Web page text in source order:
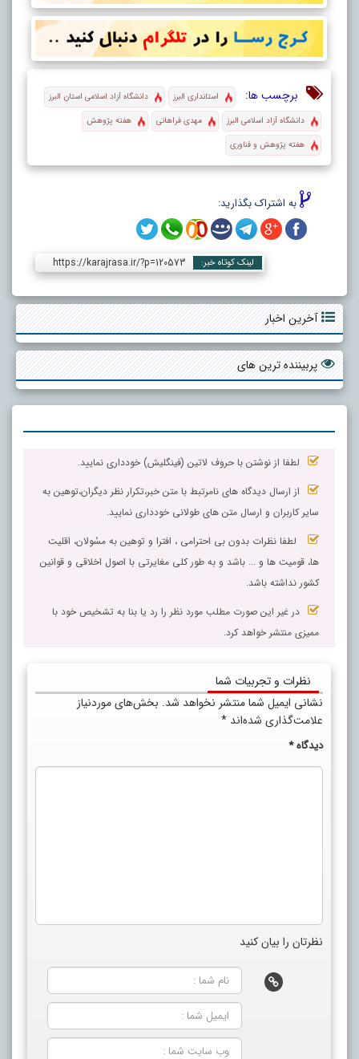
برچسب ها: استانداری البرز
دانشگاه آزاد اسلامی استان البرز
دانشگاه آزاد اسلامی البرز
مهدی فراهانی
هفته پژوهش
هفته پژوهش و فناوری
به اشتراک بگذارید:
لینک کوتاه خبر: https://karajrasa.ir/?p=120573
آخرین اخبار
پربیننده ترین های
لطفا از نوشتن با حروف لاتین (فینگلیش) خودداری نمایید.
از ارسال دیدگاه های نامرتبط با متن خبر،تکرار نظر دیگران،توهین به
سایر کاربران و ارسال متن های طولانی خودداری نمایید.
لطفا نظرات بدون بی احترامی ، افترا و توهین به مسٔولان، اقلیت
ها، قومیت ها و ... باشد و به طور کلی مغایرتی با اصول اخلاقی و قوانین
کشور نداشته باشد.
در غیر این صورت مطلب مورد نظر را رد یا بنا به تشخیص خود با
ممیزی منتشر خواهد کرد.
نظرات و تجربیات شما
نشانی ایمیل شما منتشر نخواهد شد. بخش‌های موردنیاز
علامت‌گذاری شده‌اند *
دیدگاه*
نظرتان را بیان کنید